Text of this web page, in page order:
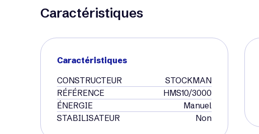
Caractéristiques
Caractéristiques
CONSTRUCTEUR
STOCKMAN
RÉFÉRENCE
HMS10/3000
ÉNERGIE
Manuel
STABILISATEUR
Non